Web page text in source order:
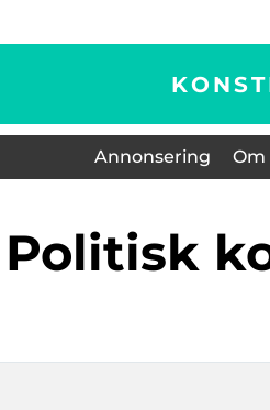
Annonsering Om
politisk